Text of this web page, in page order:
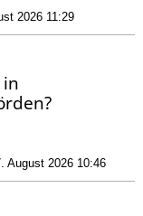
2026 11:29
August 2026 10:46